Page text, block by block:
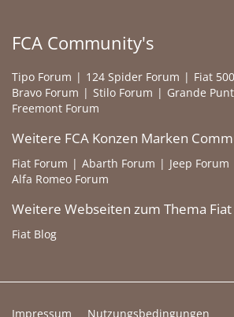
FCA Community's
Tipo Forum 124 Spider Forum
Fiat
Bravo Forum
Stilo Forum
Grande
Freemont Forum
Weitere FCA Konzen Marken
Fiat Forum Abarth Forum Jeep Forum
Alfa Romeo Forum
Weitere Webseiten zum Thema Fiat
Fiat Blog
Impressum Nutzungsbedingungen